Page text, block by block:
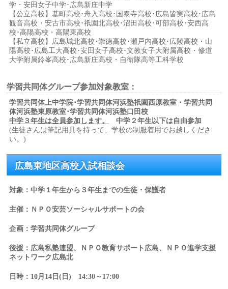
学・安田女子中学･広島新庄中学
【公立高校】基町高校･舟入高校･国泰寺高校･広島皆実高校･広島
観音高校・安古市高校･祇園北高校･沼田高校･可部高校･安西高
校･高陽高校・高陽東高校
【私立高校】広島城北高校･崇徳高校･瀬戸内高校･広陵高校・山
陽高校･広島工大高校･安田女子高校･文教女子大附属高校・修道
大学附属鈴峯高校･広島新庄高校・自衛隊高等工科学校
学習共同体グループ参加対象教室：
学習共同体上中学院･学習共同体河浜塾祇園西原教室・学習共同
体河浜塾東原教室･学習共同体河浜塾口田校
中学３年生は全員参加します。
中学２年生以下は自由参加
(生徒さんは筆記用具を持って、学校の制服着用でお越しくださ
い。)
広島東地区高校入試相談会
対象：中学１年生から３年生までの生徒・保護者
主催：ＮＰＯ安芸ソーシャルサポートの会
企画：学習共同体グループ
後援：広島私塾連盟、 ＮＰＯ教育サポート広島、
ＮＰＯ進学支援
ネットワーク広島北
日時：10月14日(日) 14:30～17:00